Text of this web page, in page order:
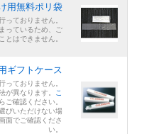
用無料ポリ袋
っておりません。
っているため、ご
とはできません。
ギフトケース
っておりません。
が異なります。
こ
ご確認ください。
びいただけない場
面でご確認くださ
い。